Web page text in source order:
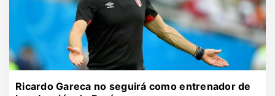
Ricardo Gareca no seguirá como entrenador de